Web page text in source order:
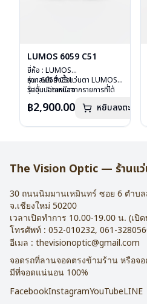
LUMOS 6059 C51
ยี่ห้อ : LUMOS
รุ่น : 6059 C51
วัสดุ : Titanium
บานพับ : ไม่มีสปริง
อุปกรณ์ : กล่องแว่น , ผ้าเช็ดแว่น
หากสนใจสั่งชื้อแว่นตา LUMOS
รุ่นอื่นนอกเหนือจากรายการที่ได้
฿2,900.00 หยิบลงตะกร้า
The Vision Optic — ร้านแว่
30 ถนนนิมมานเหมินทร์ ซอย 6 ตำบล
จ.เชียงใหม่ 50200
เวลาเปิดทำการ 10.00-19.00 น. (เปิ
โทรศัพท์ : 052-010232, 061-
อีเมล : thevisionoptic@gmail.com
จอดรถที่ลานจอดตรงข้ามร้าน หรือจ
มีที่จอดแน่นอน 100%
FacebookInstagramYouTubeLINE